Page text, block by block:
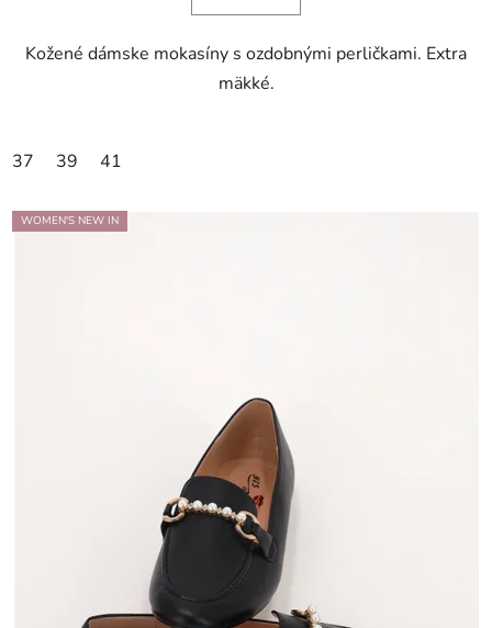
Kožené dámske mokasíny s ozdobnými perličkami. Extra
mäkké.
37 39 41
WOMEN'S NEW IN